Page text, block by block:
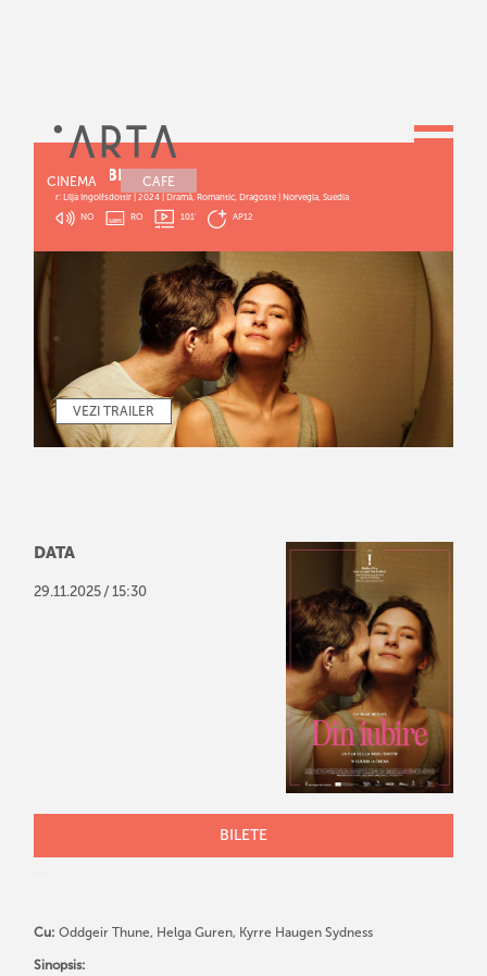
CINEMA CAFE
DIN IUBIRE
r: Lilja Ingolfsdottir | 2024 | Dramă, Romantic, Dragoste | Norvegia, Suedia
NO
RO 101' AP12
VEZI TRAILER
DATA
29.11 .2025 / 15:30
BILETE
Cu: Oddgeir Thune, Helga Guren, Kyrre Haugen Sydness
Sinopsis: